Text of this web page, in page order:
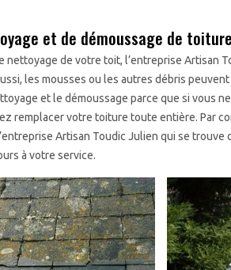
et de démoussage de toiture
nettoyage de votre toit, l’entreprise Artisan
les mousses ou les autres débris
et le démoussage parce que si vous
remplacer votre toiture toute entière. Par
Artisan Toudic Julien qui se
à votre service.